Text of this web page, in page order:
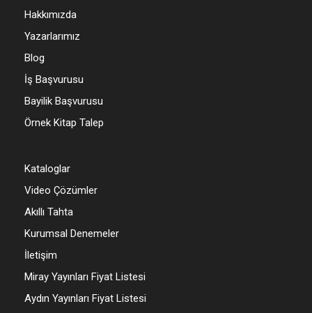
Hakkımızda
Yazarlarımız
Blog
İş Başvurusu
Bayilik Başvurusu
Örnek Kitap Talep
Kataloglar
Video Çözümler
Akıllı Tahta
Kurumsal Denemeler
İletişim
Miray Yayınları Fiyat Listesi
Aydın Yayınları Fiyat Listesi